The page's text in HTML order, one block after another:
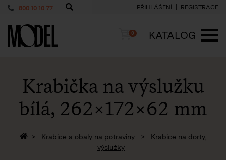
800 10 10 77 PŘIHLÁŠENÍ REGISTRACE
PackShop Košík
0
KATALOG
Krabička na výslužku
bílá, 262×172×62 mm
Zpět na homepage
Krabice a obaly na potraviny
Krabice na dorty,
výslužky